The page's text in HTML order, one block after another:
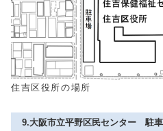
住吉区役所の場所
9.大阪市立平野区民センター 駐